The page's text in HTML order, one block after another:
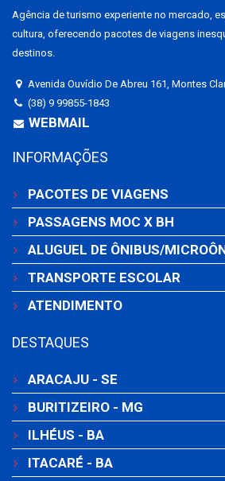
Agência de turismo experiente no mercado,
cultura, oferecendo pacotes de viagens
destinos.
Avenida Ouvídio De Abreu 161, Montes
(38) 9 99855-1843
WEBMAIL
INFORMAÇÕES
PACOTES DE VIAGENS
PASSAGENS MOC X BH
ALUGUEL DE ÔNIBUS/
TRANSPORTE ESCOLAR
ATENDIMENTO
DESTAQUES
ARACAJU - SE
BURITIZEIRO - MG
ILHÉUS - BA
ITACARÉ - BA